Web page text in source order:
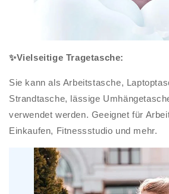
✨Vielseitige Tragetasche:
Sie kann als Arbeitstasche,
Strandtasche, lässige
verwendet werden. Geeignet für
Einkaufen, Fitnessstudio und mehr.